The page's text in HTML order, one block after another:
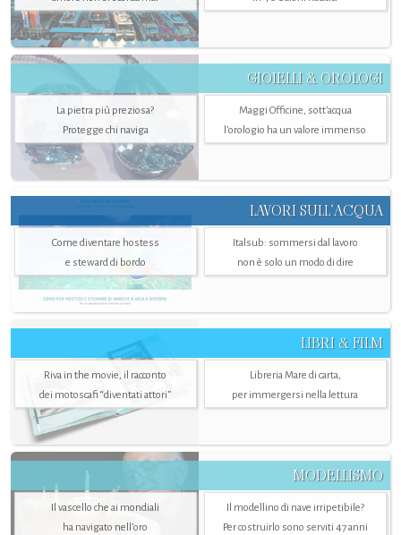
GIOIELLI & OROLOGI
La pietra più preziosa?
Protegge chi naviga
Maggi Officine, sott’acqua
l'orologio ha un valore immenso
LAVORI SULL’ACQUA
Come diventare hostess
e steward di bordo
Italsub: sommersi dal lavoro
non è solo un modo di dire
LIBRI & FILM
Riva in the movie, il racconto
dei motoscafi “diventati attori”
Libreria Mare di carta,
per immergersi nella lettura
MODELLISMO
Il vascello che ai mondiali
ha navigato nell’oro
Il modellino di nave irripetibile?
Per costruirlo sono serviti 47 anni